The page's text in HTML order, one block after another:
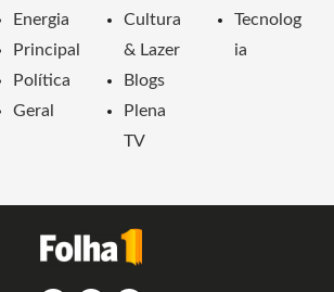
Energia
Principal
Política
Geral
Cultura
& Lazer
Blogs
Plena
TV
Tecnolog
ia